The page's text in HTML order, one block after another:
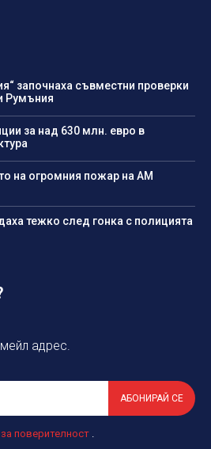
започнаха съвместни проверки
Румъния
за над 630 млн. евро в
на огромния пожар на АМ
тежко след гонка с полицията
адрес.
АБОНИРАЙ СЕ
поверителност .